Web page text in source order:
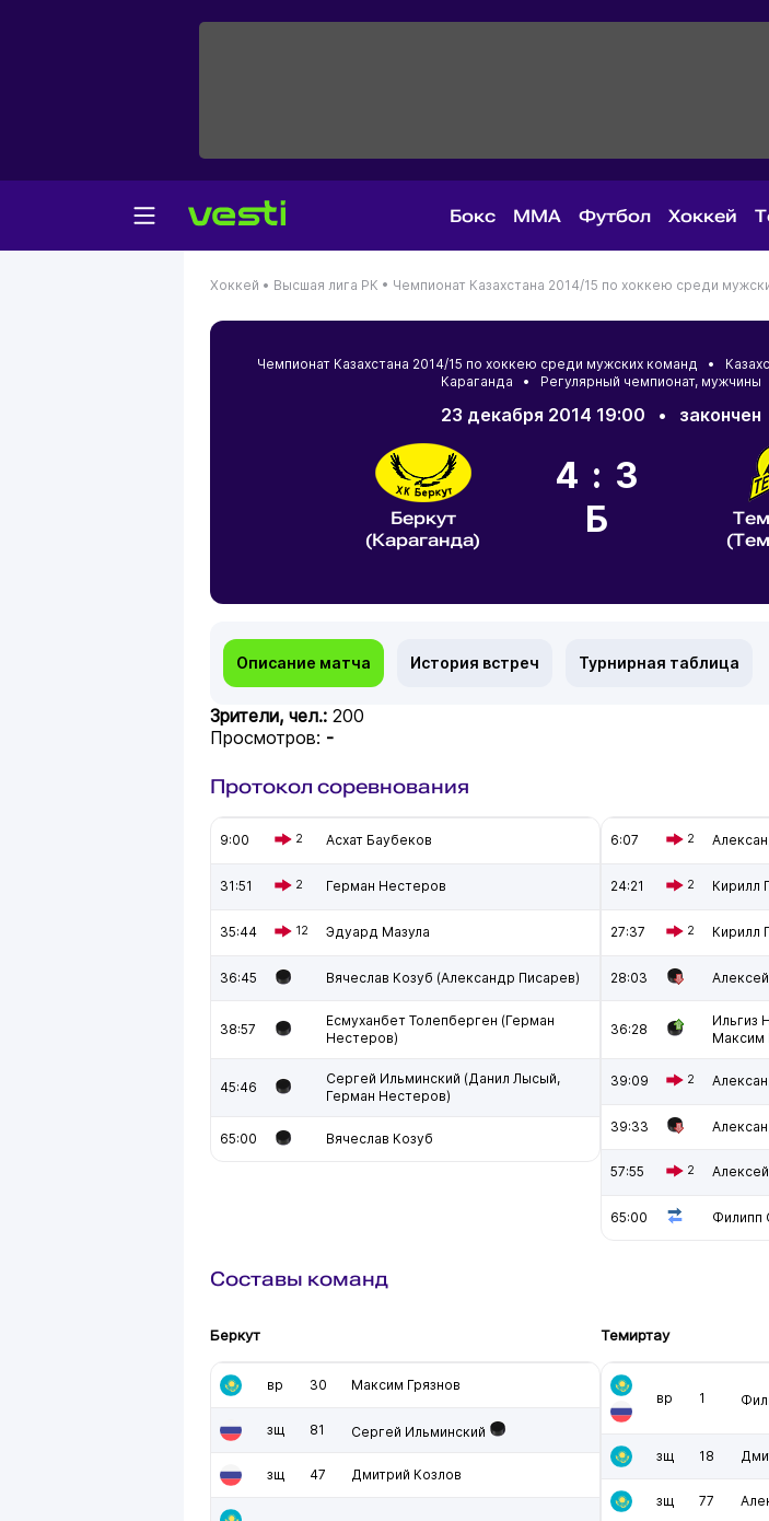
Бокс MMA Футбол Хоккей
Хоккей • Высшая лига РК • Чемпионат Казахстана 2014/15 по хоккею среди
Чемпионат Казахстана 2014/15 по хоккею среди мужских команд •
Караганда • Регулярный чемпионат, мужчины
23 декабря 2014 19:00 • закончен
Беркут
(Караганда)
4:3
Б
Описание матча История встреч Турнирная таблица
Зрители, чел.: 200
Просмотров: -
Протокол соревнования
9:00 2 Асхат Баубеков
31:51 2 Герман Нестеров
35:44 12 Эдуард Мазула
36:45 Вячеслав Козуб (Александр Писарев)
38:57
Есмуханбет Толепберген (Герман
Нестеров)
45:46
Сергей Ильминский (Данил Лысый,
Герман Нестеров)
65:00 Вячеслав Козуб
6:07 2
24:21 2 Кирилл
27:37 2 Кирилл
28:03
36:28
Ильгиз
Максим
39:09 2
39:33
57:55 2
65:00 Филипп
Составы команд
Беркут
вр 30 Максим Грязнов
зщ 81 Сергей Ильминский
зщ 47 Дмитрий Козлов
Темиртау
вр 1
зщ 18
зщ 77